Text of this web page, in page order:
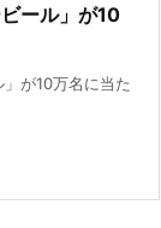
ール」が10
」が10万名に当た